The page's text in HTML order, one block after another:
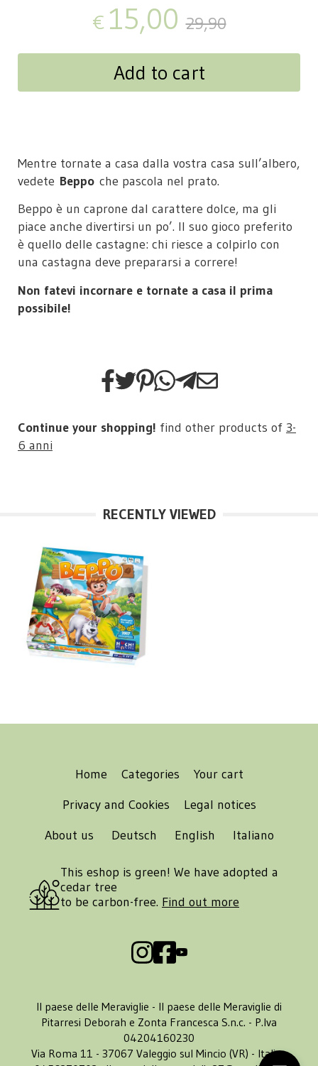
€ 15,00 29,90
Add to cart
Mentre tornate a casa dalla vostra casa sull’albero,
vedete Beppo che pascola nel prato.
Beppo è un caprone dal carattere dolce, ma gli
piace anche divertirsi un po’. Il suo gioco preferito
è quello delle castagne: chi riesce a colpirlo con
una castagna deve prepararsi a correre!
Non fatevi incornare e tornate a casa il prima
possibile!
Continue your shopping! find other products of 3-
6 anni
RECENTLY VIEWED
Home Categories
Your cart
Privacy and Cookies
Legal notices
About us
Deutsch English Italiano
This eshop is green! We have adopted a
cedar tree
to be carbon-free. Find out more
Il paese delle Meraviglie - Il paese delle Meraviglie di
Pitarresi Deborah e Zonta Francesca S.n.c. - P.Iva
04204160230
Via Roma 11 - 37067 Valeggio sul Mincio (VR) - Italia -